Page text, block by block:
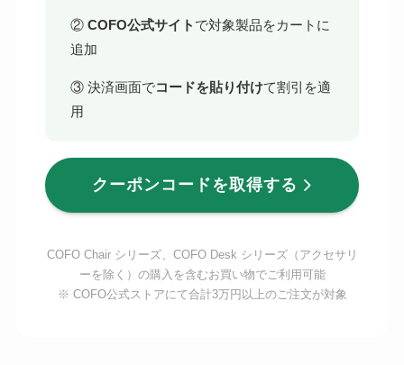
② COFO公式サイト で対象製品をカートに
追加
③ 決済画面でコードを貼り付けて割引を適
用
クーポンコードを取得する
COFO Chair シリーズ、COFO Desk シリーズ（アクセサリ
ーを除く）の購入を含むお買い物でご利用可能
※ COFO公式ストアにて合計3万円以上のご注文が対象